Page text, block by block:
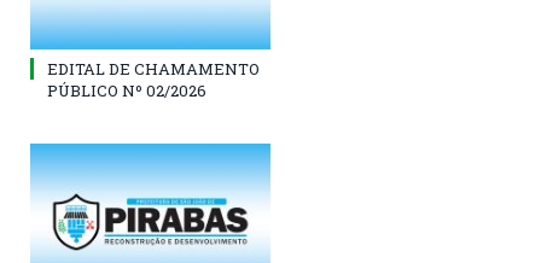
EDITAL DE CHAMAMENTO
PÚBLICO Nº 02/2026